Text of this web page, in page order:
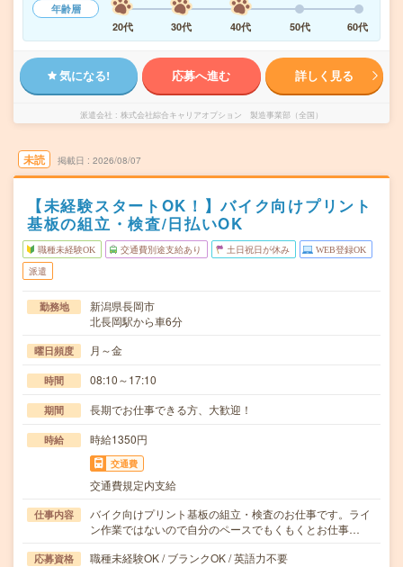
年齢層
20代
30代 40代 50代 60代
気になる! 応募へ進む 詳しく見る
派遣会社 株式会社綜合キャリアオプション 製造事業部（全国）
未読 掲載日 2026/08/07
【未経験スタートOK！】バイク向けプリント
基板の組立・検査/日払いOK
職種未経験OK 交通費別途支給あり 土日祝日が休み WEB登録OK
派遣
勤務地
新潟県長岡市
北長岡駅から車6分
曜日頻度 月～金
時間 08:10～17:10
期間 長期でお仕事できる方、大歓迎！
時給 時給1350円
交通費
交通費規定内支給
仕事内容
バイク向けプリント基板の組立・検査のお仕事です。ライ
ン作業ではないので自分のペースでもくもくとお仕事…
応募資格
職種未経験OK / ブランクOK / 英語力不要